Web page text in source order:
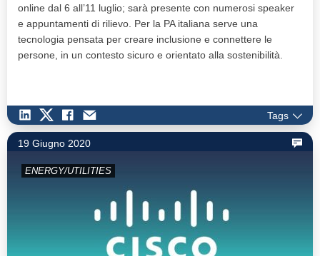
online dal 6 all’11 luglio; sarà presente con numerosi speaker
e appuntamenti di rilievo. Per la PA italiana serve una
tecnologia pensata per creare inclusione e connettere le
persone, in un contesto sicuro e orientato alla sostenibilità.
Tags
19 Giugno 2020
ENERGY/UTILITIES